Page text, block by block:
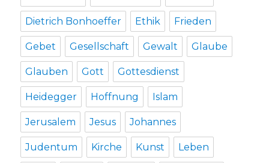
Dietrich Bonhoeffer Ethik Frieden
Gebet Gesellschaft Gewalt Glaube
Glauben Gott Gottesdienst
Heidegger Hoffnung Islam
Jerusalem Jesus Johannes
Judentum Kirche Kunst Leben